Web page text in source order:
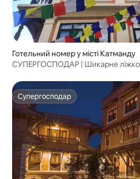
Готельний номер у місті Катманду
СУПЕРГОСПОДАР | Шикарне ліжко
Супергосподар
Супергосподар